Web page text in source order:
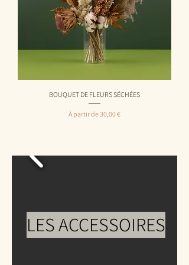
BOUQUET DE FLEURS SÉCHÉES
À partir de 30,00 €
Prix promotionnel
LES ACCESSOIRES